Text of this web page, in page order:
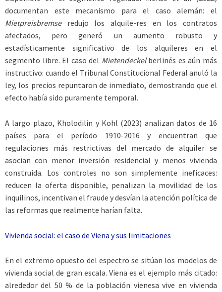
documentan este mecanismo para el caso alemán: el
Mietpreisbremse redujo los alquile-res en los contratos
afectados, pero generó un aumento robusto y
estadísticamente significativo de los alquileres en el
segmento libre. El caso del Mietendeckelberlinés es aún más
instructivo: cuando el Tribunal Constitucional Federal anuló la
ley, los precios repuntaron de inmediato, demostrando que el
efecto había sido puramente temporal.
A largo plazo, Kholodilin y Kohl (2023) analizan datos de 16
países para el período 1910-2016 y encuentran que
regulaciones más restrictivas del mercado de alquiler se
asocian con menor inversión residencial y menos vivienda
construida. Los controles no son simplemente ineficaces:
reducen la oferta disponible, penalizan la movilidad de los
inquilinos, incentivan el fraude y desvían la atención política de
las reformas que realmente harían falta.
Vivienda social: el caso de Viena y sus limitaciones
En el extremo opuesto del espectro se sitúan los modelos de
vivienda social de gran escala. Viena es el ejemplo más citado:
alrededor del 50 % de la población vienesa vive en vivienda